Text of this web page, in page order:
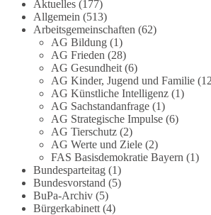
Im Politischen Frühschoppen diskutieren die
Teilnehmer das Verhältnis von Mensch,
Grundgesetz.
Beitrag der AG Strategische Impulse
Kann die Natur Träger eigener Grundrechte
Oder würde eine solche Entwicklung das
Fundament unseres Grundgesetzes
dieser grundsätzlichen Frage beschäftigte
Teilnehmer des Politischen Frühschoppens
AG Strategische Impulse am 19. Juli 2026.
Referent Frank Bothmann stellte die These
Aktuelles(177)
Allgemein (513)
Arbeitsgemeinschaften (62)
AG Bildung(1)
AG Frieden (28)
AG Gesundheit(6)
AG Kinder, Jugend und Familie
AG Künstliche Intelligenz(1)
AG Sachstandanfrage(1)
AG Strategische Impulse(6)
AG Tierschutz(2)
AG Werte und Ziele(2)
FAS Basisdemokratie Bayern (1)
Bundesparteitag(1)
Bundesvorstand (5)
BuPa-Archiv(5)
Bürgerkabinett(4)